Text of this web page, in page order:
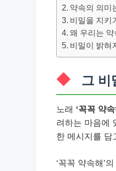
약속의 의미
비밀을 지키
왜 우리는
비밀이 밝혀
그 비
노래 ‘꼭꼭 약속
려하는 마음에
한 메시지를 담
‘꼭꼭 약속해’